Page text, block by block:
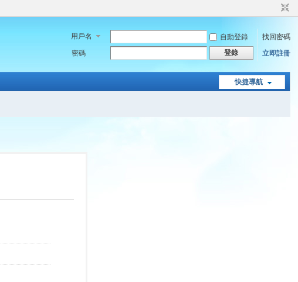
用戶名 自動登錄
找回密碼
密碼
登錄 立即註冊
快捷導航